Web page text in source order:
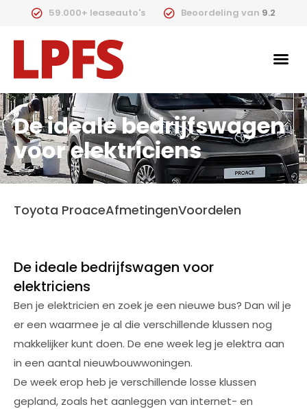
59.000+ leaseauto's Beoordeling van 9.2
De ideale bedrijfswagen
voor elektriciens
Toyota ProaceAfmetingenVoordelen
De ideale bedrijfswagen voor
elektriciens
Ben je elektricien en zoek je een nieuwe bus? Dan wil je
er een waarmee je al die verschillende klussen nog
makkelijker kunt doen. De ene week leg je elektra aan
in een aantal nieuwbouwwoningen.
De week erop heb je verschillende losse klussen
gepland, zoals het aanleggen van internet- en